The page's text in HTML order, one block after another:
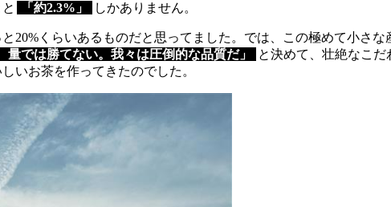
「約2.3%」 しかありません。
20%くらいあるものだと思ってました。では、この極めて小さ
量では勝てない。我々は圧倒的な品質だ」
と決めて、壮絶なこだ
いお茶を作ってきたのでした。